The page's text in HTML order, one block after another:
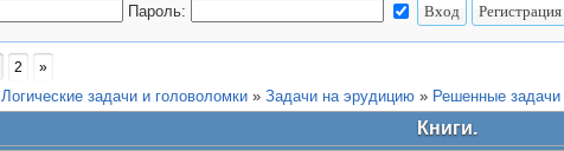
Пароль:
2 »
Логические задачи и головоломки » Задачи на эрудицию » Решенные задачи
Книги.